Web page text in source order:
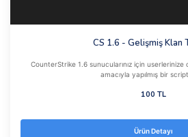
CS 1.6 - Gelişmiş Klan
CounterStrike 1.6 sunucularınız için
amacıyla yapılmış bir
100 TL
Ürün Detayı